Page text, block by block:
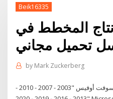
Beik16335
المخطط في
تحميل مجاني
by Mark Zuckerberg
حمل الأن جميع إصدارات مايكروسوفت أوفيس "2003 - 2007 - 2010 -